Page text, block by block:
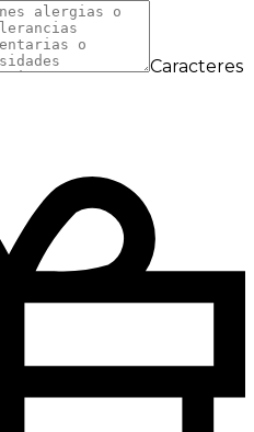
Caracteres